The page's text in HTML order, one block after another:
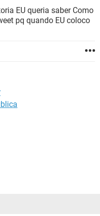
EU queria saber Como
pq quando EU coloco